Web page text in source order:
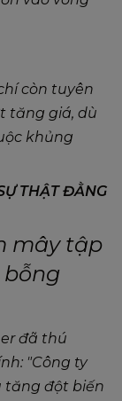
còn tuyên
tăng giá, dù
khủng
THẬT ĐẰNG
mây tập
bỗng
đã thú
"Công ty
tăng đột biến